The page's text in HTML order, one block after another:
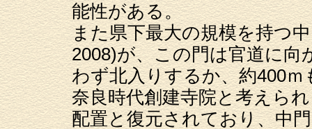
能性がある。
また県下最大の規模を持つ
2008)が、この門は官道に向
わず北入りするか、約400
奈良時代創建寺院と考えら
配置と復元されており、中